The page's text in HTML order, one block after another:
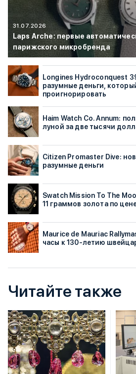
31.07.2026
Laps Arche: первые
парижского микробренда
Longines Hydroconquest
разумные деньги,
проигнорировать
Haim Watch Co. Annum:
луной за две тысячи
Citizen Promaster Dive:
разумные деньги
Swatch Mission To The
11 граммов золота по
Maurice de Mauriac
часы к 130-летию
Читайте также